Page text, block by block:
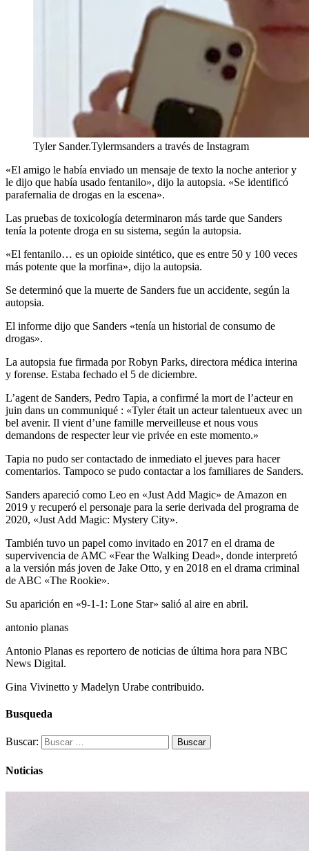
Tyler Sander.Tylermsanders a través de Instagram
«El amigo le había enviado un mensaje de texto la noche anterior y
le dijo que había usado fentanilo», dijo la autopsia. «Se identificó
parafernalia de drogas en la escena».
Las pruebas de toxicología determinaron más tarde que Sanders
tenía la potente droga en su sistema, según la autopsia.
«El fentanilo… es un opioide sintético, que es entre 50 y 100 veces
más potente que la morfina», dijo la autopsia.
Se determinó que la muerte de Sanders fue un accidente, según la
autopsia.
El informe dijo que Sanders «tenía un historial de consumo de
drogas».
La autopsia fue firmada por Robyn Parks, directora médica interina
y forense. Estaba fechado el 5 de diciembre.
L’agent de Sanders, Pedro Tapia, a confirmé la mort de l’acteur en
juin dans un communiqué : «Tyler était un acteur talentueux avec un
bel avenir. Il vient d’une famille merveilleuse et nous vous
demandons de respecter leur vie privée en este momento.»
Tapia no pudo ser contactado de inmediato el jueves para hacer
comentarios. Tampoco se pudo contactar a los familiares de Sanders.
Sanders apareció como Leo en «Just Add Magic» de Amazon en
2019 y recuperó el personaje para la serie derivada del programa de
2020, «Just Add Magic: Mystery City».
También tuvo un papel como invitado en 2017 en el drama de
supervivencia de AMC «Fear the Walking Dead», donde interpretó
a la versión más joven de Jake Otto, y en 2018 en el drama criminal
de ABC «The Rookie».
Su aparición en «9-1-1: Lone Star» salió al aire en abril.
antonio planas
Antonio Planas es reportero de noticias de última hora para NBC
News Digital.
Gina Vivinetto y Madelyn Urabe contribuido.
Busqueda
Buscar:
Noticias